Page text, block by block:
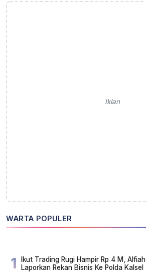
Iklan
WARTA POPULER
1
Ikut Trading Rugi Hampir Rp 4 M, Alfiah
Laporkan Rekan Bisnis Ke Polda Kalsel